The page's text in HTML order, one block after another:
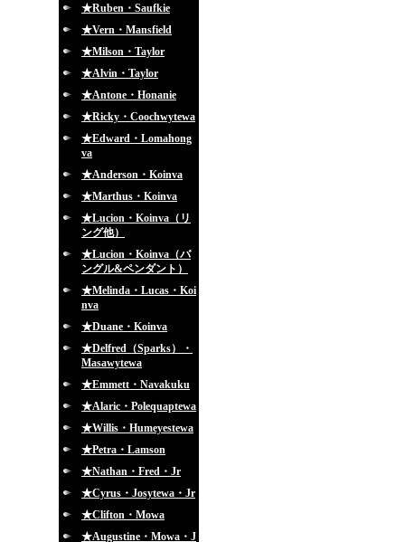
★Ruben・Saufkie
★Vern・Mansfield
★Milson・Taylor
★Alvin・Taylor
★Antone・Honanie
★Ricky・Coochwytewa
★Edward・Lomahong
va
★Anderson・Koinva
★Marthus・Koinva
★Lucion・Koinva（リ
ング他）
★Lucion・Koinva（バ
ングル&ペンダント）
★Melinda・Lucas・Koi
nva
★Duane・Koinva
★Delfred（Sparks）・
Masawytewa
★Emmett・Navakuku
★Alaric・Polequaptewa
★Willis・Humeyestewa
★Petra・Lamson
★Nathan・Fred・Jr
★Cyrus・Josytewa・Jr
★Clifton・Mowa
★Augustine・Mowa・J